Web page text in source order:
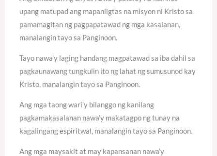
upang matupad ang mapanligtas na misyon ni Kristo sa
pamamagitan ng pagpapatawad ng mga kasalanan,
manalangin tayo sa Panginoon.
Tayo nawa’y laging handang magpatawad sa iba dahil sa
pagkaunawang tungkulin ito ng lahat ng sumusunod kay
Kristo, manalangin tayo sa Panginoon.
Ang mga taong wari’y bilanggo ng kanilang
pagkamakasalanan nawa’y makatagpo ng tunay na
kagalingang espiritwal, manalangin tayo sa Panginoon.
Ang mga maysakit at may kapansanan nawa’y